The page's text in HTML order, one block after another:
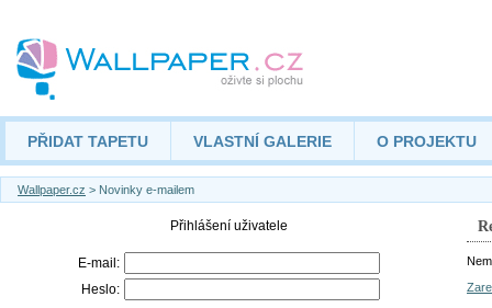
PŘIDAT TAPETU VLASTNÍ GALERIE O PROJEKTU
Wallpaper.cz > Novinky e-mailem